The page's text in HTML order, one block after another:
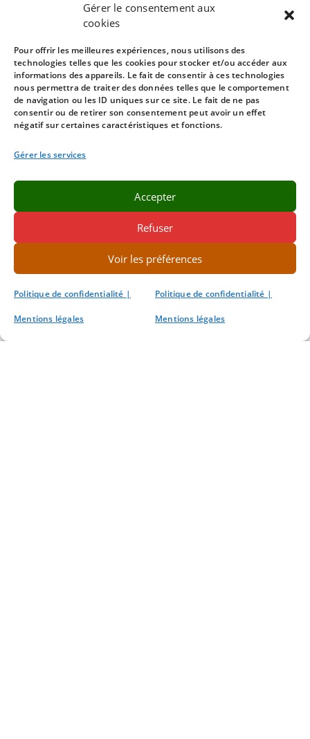
Gérer le consentement aux
cookies
Pour offrir les meilleures expériences, nous utilisons des
technologies telles que les cookies pour stocker et/ou accéder aux
informations des appareils. Le fait de consentir à ces technologies
nous permettra de traiter des données telles que le comportement
de navigation ou les ID uniques sur ce site. Le fait de ne pas
consentir ou de retirer son consentement peut avoir un effet
négatif sur certaines caractéristiques et fonctions.
Gérer les services
Accepter
Refuser
Voir les préférences
Politique de confidentialité |
Mentions légales
Politique de confidentialité |
Mentions légales